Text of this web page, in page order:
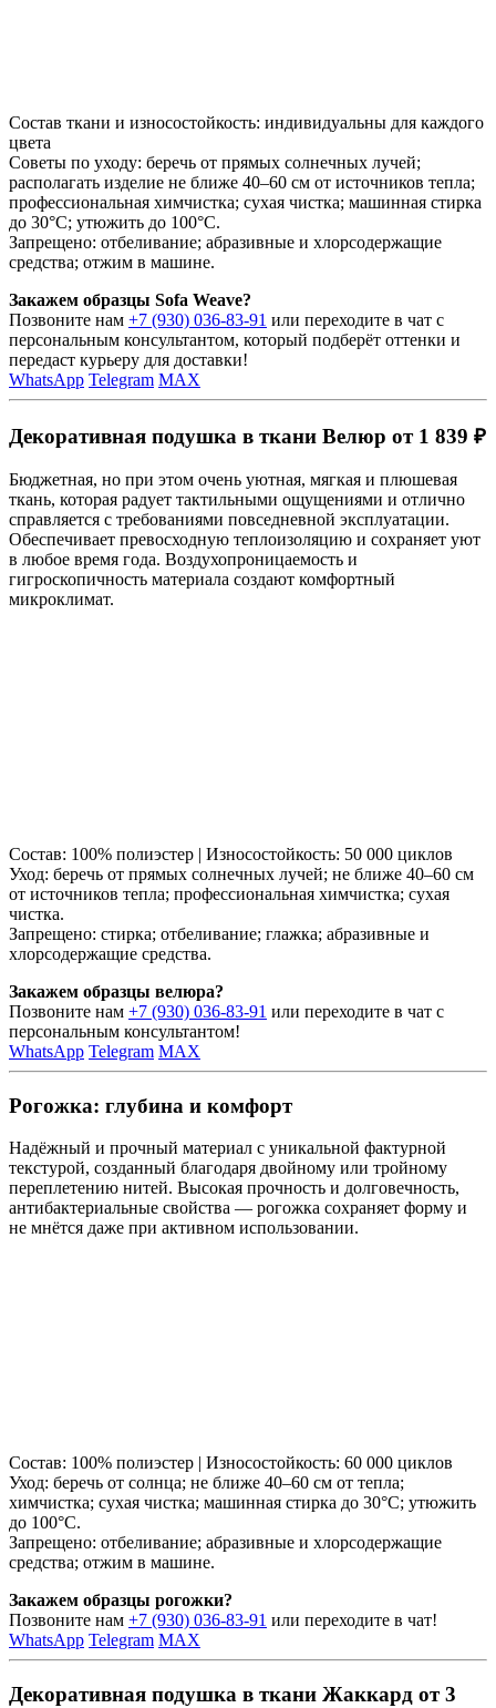
Состав ткани и износостойкость: индивидуальны для каждого
цвета
Советы по уходу: беречь от прямых солнечных лучей;
располагать изделие не ближе 40–60 см от источников тепла;
профессиональная химчистка; сухая чистка; машинная стирка
до 30°C; утюжить до 100°C.
Запрещено: отбеливание; абразивные и хлорсодержащие
средства; отжим в машине.
Закажем образцы Sofa Weave?
Позвоните нам +7 (930) 036-83-91 или переходите в чат с
персональным консультантом, который подберёт оттенки и
передаст курьеру для доставки!
WhatsApp Telegram MAX
Декоративная подушка в ткани Велюр от 1 839 ₽
Бюджетная, но при этом очень уютная, мягкая и плюшевая
ткань, которая радует тактильными ощущениями и отлично
справляется с требованиями повседневной эксплуатации.
Обеспечивает превосходную теплоизоляцию и сохраняет уют
в любое время года. Воздухопроницаемость и
гигроскопичность материала создают комфортный
микроклимат.
Состав: 100% полиэстер | Износостойкость: 50 000 циклов
Уход: беречь от прямых солнечных лучей; не ближе 40–60 см
от источников тепла; профессиональная химчистка; сухая
чистка.
Запрещено: стирка; отбеливание; глажка; абразивные и
хлорсодержащие средства.
Закажем образцы велюра?
Позвоните нам +7 (930) 036-83-91 или переходите в чат с
персональным консультантом!
WhatsApp Telegram MAX
Рогожка: глубина и комфорт
Надёжный и прочный материал с уникальной фактурной
текстурой, созданный благодаря двойному или тройному
переплетению нитей. Высокая прочность и долговечность,
антибактериальные свойства — рогожка сохраняет форму и
не мнётся даже при активном использовании.
Состав: 100% полиэстер | Износостойкость: 60 000 циклов
Уход: беречь от солнца; не ближе 40–60 см от тепла;
химчистка; сухая чистка; машинная стирка до 30°C; утюжить
до 100°C.
Запрещено: отбеливание; абразивные и хлорсодержащие
средства; отжим в машине.
Закажем образцы рогожки?
Позвоните нам +7 (930) 036-83-91 или переходите в чат!
WhatsApp Telegram MAX
Декоративная подушка в ткани Жаккард от 3